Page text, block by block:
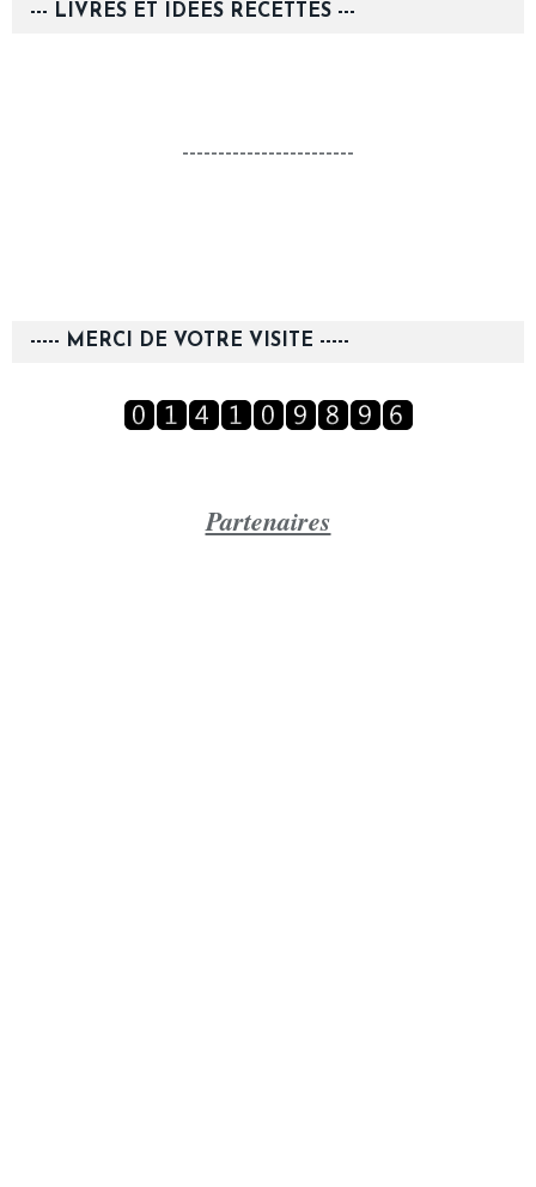
--- LIVRES ET IDÉES RECETTES ---
------------------------
----- MERCI DE VOTRE VISITE -----
Partenaires